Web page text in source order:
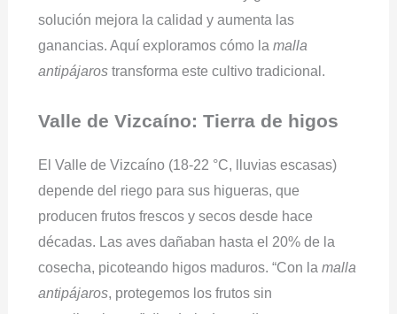
solución mejora la calidad y aumenta las
ganancias. Aquí exploramos cómo la malla
antipájarostransforma este cultivo tradicional.
Valle de Vizcaíno: Tierra de higos
El Valle de Vizcaíno (18-22 °C, lluvias escasas)
depende del riego para sus higueras, que
producen frutos frescos y secos desde hace
décadas. Las aves dañaban hasta el 20% de la
cosecha, picoteando higos maduros. “Con la malla
antipájaros, protegemos los frutos sin